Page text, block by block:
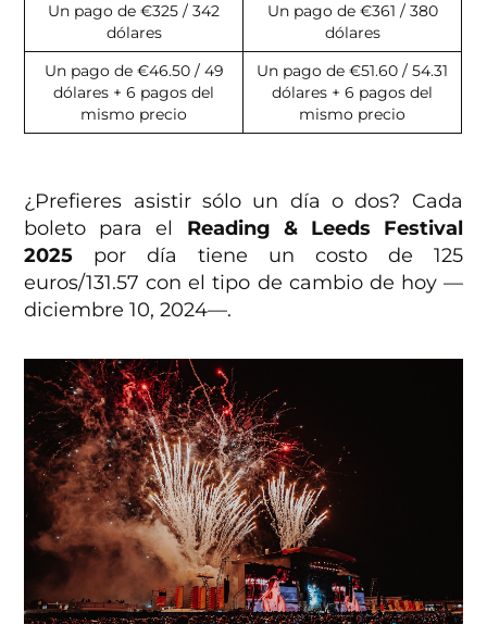
Un pago de €325 / 342
dólares
Un pago de €361 / 380
dólares
Un pago de €46.50 / 49
dólares + 6 pagos del
mismo precio
Un pago de €51.60 / 54.31
dólares + 6 pagos del
mismo precio
¿Prefieres asistir sólo un día o dos? Cada
boleto para el Reading & Leeds Festival
2025 por día tiene un costo de 125
euros/131.57 con el tipo de cambio de hoy —
diciembre 10, 2024—.